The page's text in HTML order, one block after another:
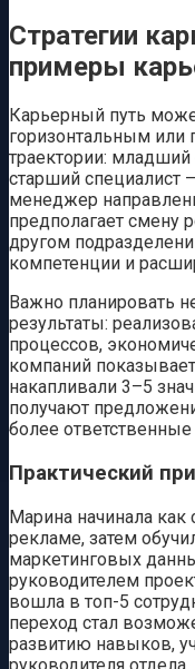
Стратегии
примеры
Карьерный путь
горизонтальным
траектории:
старший специалист
менеджер
предполагает смену
другом
компетенции и
Важно планировать
результаты:
процессов,
компаний
накапливали 3–5
получают
более
Практический
Марина начинала как
рекламе, затем
маркетинговых
руководителем
вошла в топ-5
переход стал
развитию навыков,
руководителя отдела.